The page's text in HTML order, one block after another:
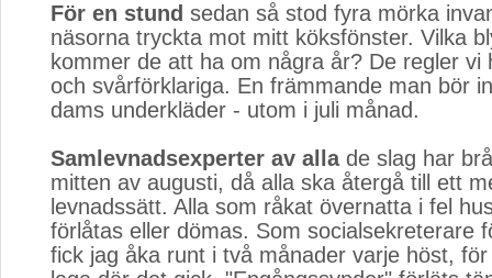
För en stund sedan så stod fyra mörka
näsorna tryckta mot mitt köksfönster. Vilka
kommer de att ha om några år? De regler vi
och svårförklariga. En främmande man bör
dams underkläder - utom i juli månad.
Samlevnadsexperter av allade slag har
mitten av augusti, då alla ska återgå till ett
levnadssätt. Alla som råkat övernatta i fel
förlåtas eller dömas. Som socialsekreterare
fick jag åka runt i två månader varje höst,